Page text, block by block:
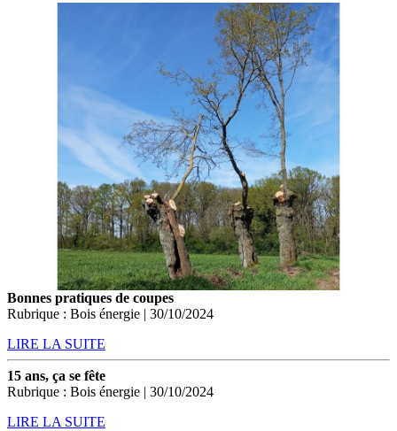
Bonnes pratiques de coupes
Rubrique : Bois énergie | 30/10/2024
LIRE LA SUITE
15 ans, ça se fête
Rubrique : Bois énergie | 30/10/2024
LIRE LA SUITE